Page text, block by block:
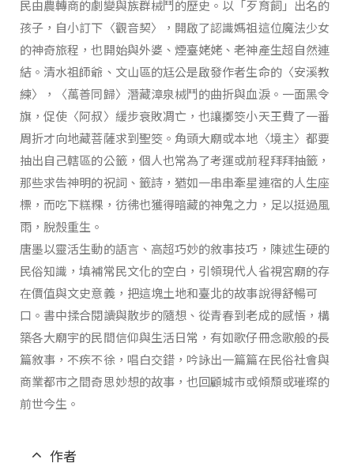
民由農轉商的劇變與族群械鬥的歷史。以「歹育飼」出名的
孩子，自小訂下〈觀音契〉，開啟了認識媽祖這位魔法少女
的神奇旅程，也開始與外婆、煙臺姥姥、老神產生超自然連
結。清水祖師爺、文山區的尪公是啟發作者生命的〈安溪教
練〉，〈萬善同歸〉潛藏漳泉械鬥的曲折與血淚。一面黑令
旗，促使〈阿叔〉緩步衰敗凋亡，也讓擲筊小天王費了一番
周折才向地藏菩薩求到聖筊。角頭大廟或本地〈境主〉都要
抽出自己轄區的公籤，個人也常為了考運或前程拜拜抽籤，
那些求告神明的祝詞、籤詩，猶如一串串牽星連宿的人生座
標，而吃下糕粿，彷彿也獲得暗藏的神鬼之力，足以挺過風
雨，脫殼重生。
唐墨以靈活生動的語言、高超巧妙的敘事技巧，陳述生硬的
民俗知識，填補常民文化的空白，引領現代人省視宮廟的存
在價值與文史意義，把這塊土地和臺北的故事說得舒暢可
口。書中揉合閱讀與散步的隨想、從青春到老成的感悟，構
築各大廟宇的民間信仰與生活日常，有如歌仔冊念歌般的長
篇敘事，不疾不徐，唱白交錯，吟詠出一篇篇在民俗社會與
商業都市之間奇思妙想的故事，也回顧城市或傾頹或璀璨的
前世今生。
作者